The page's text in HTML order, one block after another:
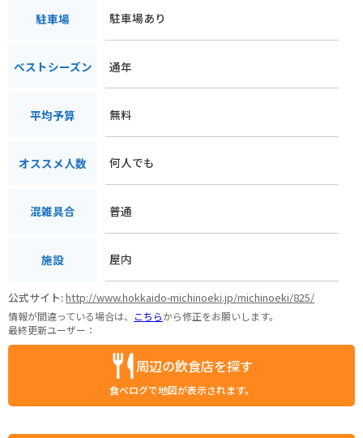
駐車場 駐車場あり
ベストシーズン 通年
平均予算 無料
オススメ人数 何人でも
混雑具合 普通
施設 屋内
公式サイト:http://www.hokkaido-michinoeki.jp/michinoeki/825/
情報が間違っている場合は、 こちらから修正をお願いします。
最終更新ユーザー：
周辺の飲食店を探す
食べログで地図が表示されます。